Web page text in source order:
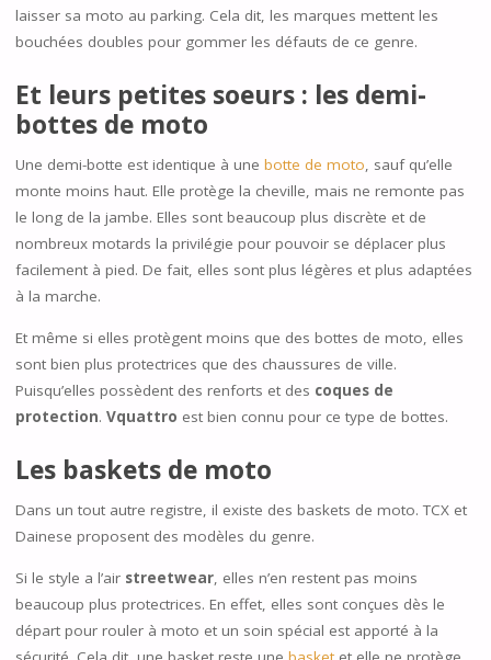
laisser sa moto au parking. Cela dit, les marques mettent les
bouchées doubles pour gommer les défauts de ce genre.
Et leurs petites soeurs : les demi-
bottes de moto
Une demi-botte est identique à une botte de moto, sauf qu’elle
monte moins haut. Elle protège la cheville, mais ne remonte pas
le long de la jambe. Elles sont beaucoup plus discrète et de
nombreux motards la privilégie pour pouvoir se déplacer plus
facilement à pied. De fait, elles sont plus légères et plus adaptées
à la marche.
Et même si elles protègent moins que des bottes de moto, elles
sont bien plus protectrices que des chaussures de ville.
Puisqu’elles possèdent des renforts et des coques de
protection. Vquattro est bien connu pour ce type de bottes.
Les baskets de moto
Dans un tout autre registre, il existe des baskets de moto. TCX et
Dainese proposent des modèles du genre.
Si le style a l’air streetwear, elles n’en restent pas moins
beaucoup plus protectrices. En effet, elles sont conçues dès le
départ pour rouler à moto et un soin spécial est apporté à la